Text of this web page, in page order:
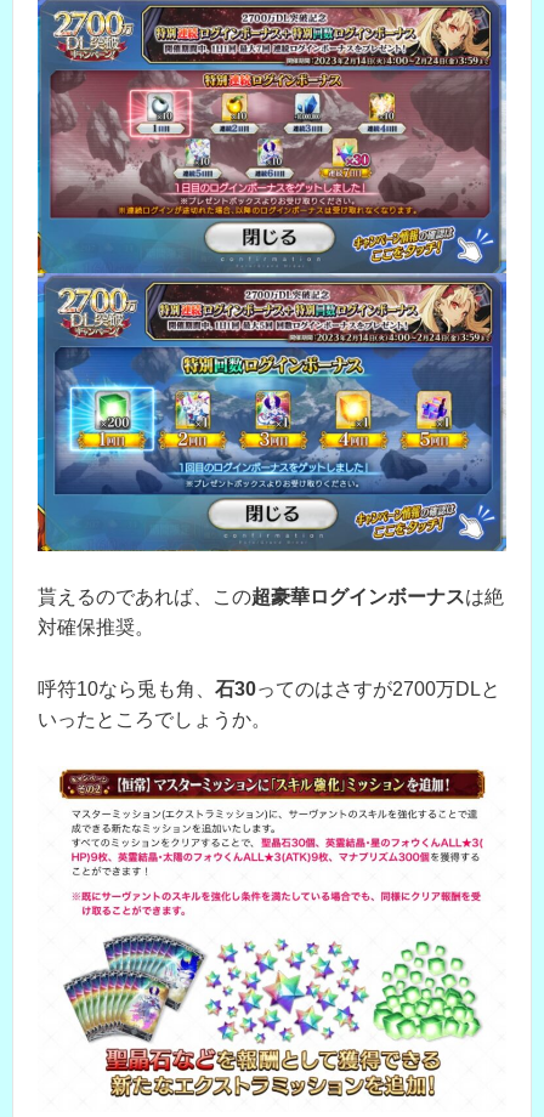
貰えるのであれば、この超豪華ログインボーナスは絶
対確保推奨。
呼符10なら兎も角、 石30ってのはさすが2700万DLと
いったところでしょうか。